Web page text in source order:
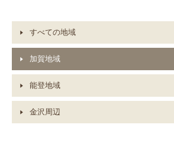
すべての地域
加賀地域
能登地域
金沢周辺